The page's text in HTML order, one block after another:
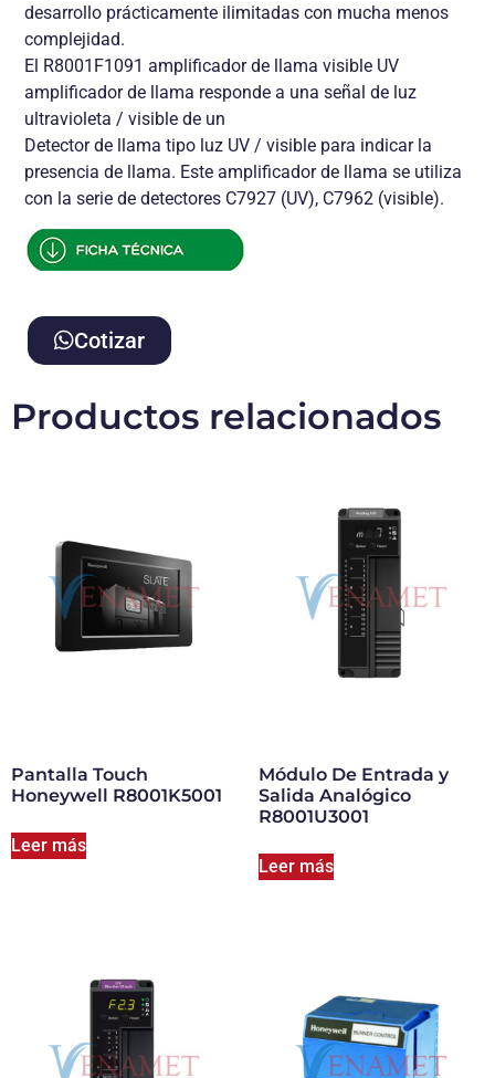
desarrollo prácticamente ilimitadas con mucha menos
complejidad.
El R8001F1091 amplificador de llama visible UV
amplificador de llama responde a una señal de luz
ultravioleta / visible de un
Detector de llama tipo luz UV / visible para indicar la
presencia de llama. Este amplificador de llama se utiliza
con la serie de detectores C7927 (UV), C7962 (visible).
Cotizar
Productos relacionados
Pantalla Touch
Honeywell R8001K5001
Leer más
Módulo De Entrada y
Salida Analógico
R8001U3001
Leer más